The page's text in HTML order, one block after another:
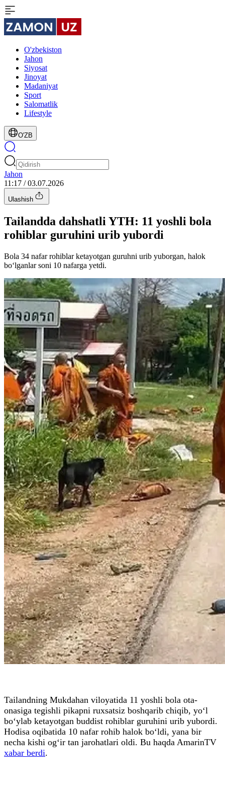
O'zbekiston
Jahon
Siyosat
Jinoyat
Madaniyat
Sport
Salomatlik
Lifestyle
O'ZB
Jahon
11:17 / 03.07.2026
Ulashish
Tailandda dahshatli YTH: 11 yoshli bola
rohiblar guruhini urib yubordi
Bola 34 nafar rohiblar ketayotgan guruhni urib yuborgan, halok
bo‘lganlar soni 10 nafarga yetdi.
Tailandning Mukdahan viloyatida 11 yoshli bola ota-
onasiga tegishli pikapni ruxsatsiz boshqarib chiqib, yo‘l
bo‘ylab ketayotgan buddist rohiblar guruhini urib yubordi.
Hodisa oqibatida 10 nafar rohib halok bo‘ldi, yana bir
necha kishi og‘ir tan jarohatlari oldi. Bu haqda AmarinTV
xabar berdi.